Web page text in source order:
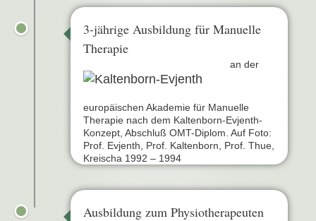
3-jährige Ausbildung für Manuelle
Therapie
an der
europäischen Akademie für Manuelle
Therapie nach dem Kaltenborn-Evjenth-
Konzept, Abschluß OMT-Diplom. Auf Foto:
Prof. Evjenth, Prof. Kaltenborn, Prof. Thue,
Kreischa 1992 – 1994
Ausbildung zum Physiotherapeuten